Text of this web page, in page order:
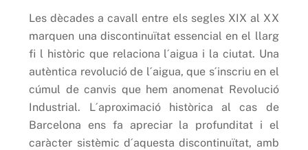
Les dècades a cavall entre els segles XIX al XX
marquen una discontinuïtat essencial en el llarg
fi l històric que relaciona l´aigua i la ciutat. Una
autèntica revolució de l´aigua, que s´inscriu en el
cúmul de canvis que hem anomenat Revolució
Industrial. L´aproximació històrica al cas de
Barcelona ens fa apreciar la profunditat i el
caràcter sistèmic d´aquesta discontinuïtat, amb